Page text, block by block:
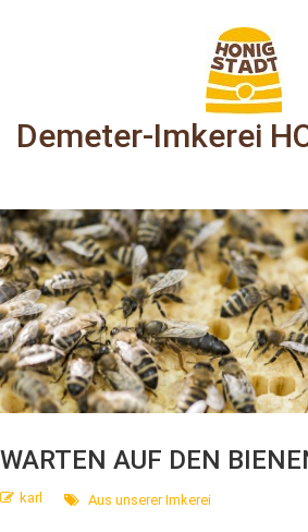
Demeter-Imkerei
WARTEN AUF DEN
Aus unserer Imkerei
karl